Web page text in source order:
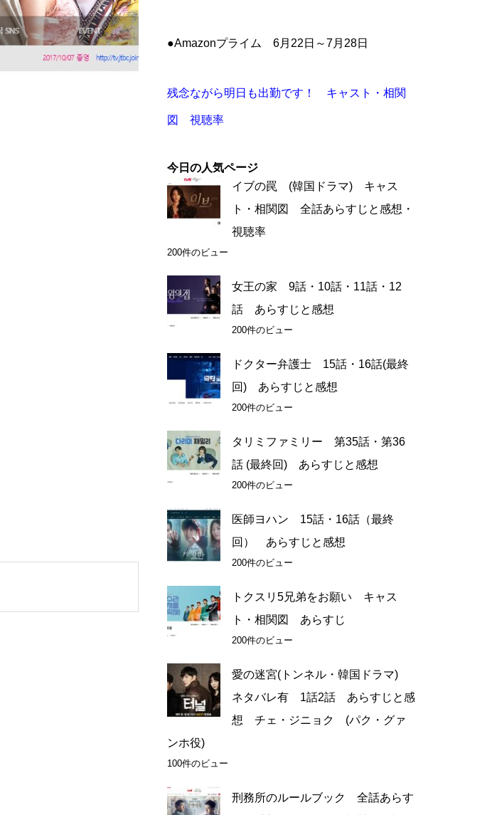
●Amazonプライム 6月22日～7月28日
残念ながら明日も出勤です！ キャスト・相関
図 視聴率
今日の人気ページ
イブの罠 (韓国ドラマ) キャス
ト・相関図 全話あらすじと感想・
視聴率
200件のビュー
女王の家 9話・10話・11話・12
話 あらすじと感想
200件のビュー
ドクター弁護士 15話・16話(最終
回) あらすじと感想
200件のビュー
タリミファミリー 第35話・第36
話 (最終回) あらすじと感想
200件のビュー
医師ヨハン 15話・16話（最終
回） あらすじと感想
200件のビュー
トクスリ5兄弟をお願い キャス
ト・相関図 あらすじ
200件のビュー
愛の迷宮(トンネル・韓国ドラマ)
ネタバレ有 1話2話 あらすじと感
想 チェ・ジニョク (パク・グァ
ンホ役)
100件のビュー
刑務所のルールブック 全話あらす